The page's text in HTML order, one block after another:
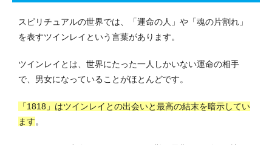
スピリチュアルの世界では、「運命の人」や「魂の片割れ」
を表すツインレイという言葉があります。
ツインレイとは、世界にたった一人しかいない運命の相手
で、男女になっていることがほとんどです。
「1818」はツインレイとの出会いと最高の結末を暗示してい
ます。